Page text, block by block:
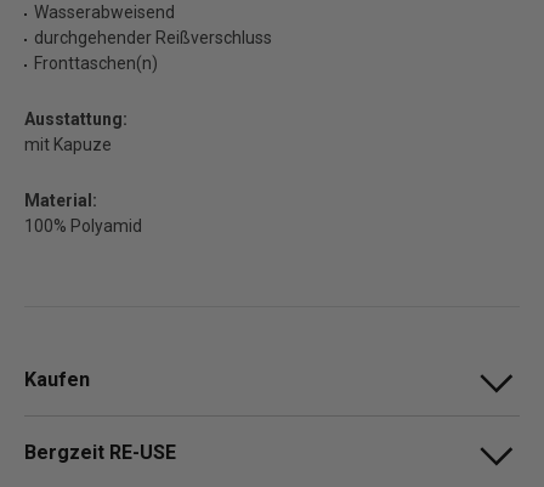
Wasserabweisend
durchgehender Reißverschluss
Fronttaschen(n)
Ausstattung:
mit Kapuze
Material:
100% Polyamid
Kaufen
Bergzeit RE-USE